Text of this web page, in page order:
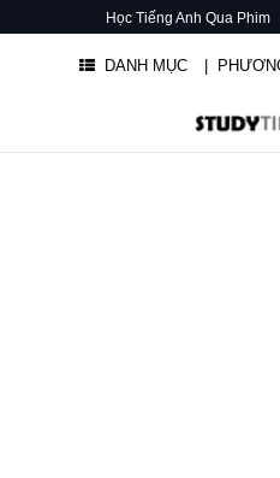
Học Tiếng Anh Qua Phim
DANH MỤC |